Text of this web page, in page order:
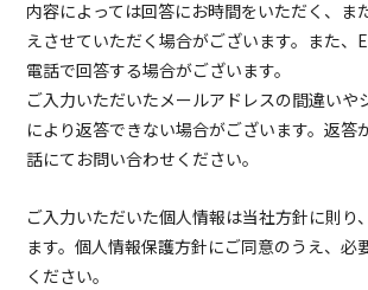
内容によっては回答にお時間をいただく、ま
えさせていただく場合がございます。また、
電話で回答する場合がございます。
ご入力いただいたメールアドレスの間違いや
により返答できない場合がございます。返答
話にてお問い合わせください。
ご入力いただいた個人情報は当社方針に則り
ます。個人情報保護方針にご同意のうえ、必
ください。